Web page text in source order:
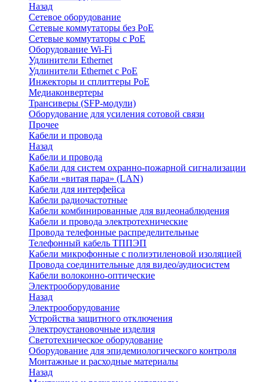
Назад
Сетевое оборудование
Сетевые коммутаторы без PoE
Сетевые коммутаторы с PoE
Оборудование Wi-Fi
Удлинители Ethernet
Удлинители Ethernet с PoE
Инжекторы и сплиттеры PoE
Медиаконвертеры
Трансиверы (SFP-модули)
Оборудование для усиления сотовой связи
Прочее
Кабели и провода
Назад
Кабели и провода
Кабели для систем охранно-пожарной сигнализации
Кабели «витая пара» (LAN)
Кабели для интерфейса
Кабели радиочастотные
Кабели комбинированные для видеонаблюдения
Кабели и провода электротехнические
Провода телефонные распределительные
Телефонный кабель ТППЭП
Кабели микрофонные с полиэтиленовой изоляцией
Провода соединительные для видео/аудиосистем
Кабели волоконно-оптические
Электрооборудование
Назад
Электрооборудование
Устройства защитного отключения
Электроустановочные изделия
Светотехническое оборудование
Оборудование для эпидемиологического контроля
Монтажные и расходные материалы
Назад